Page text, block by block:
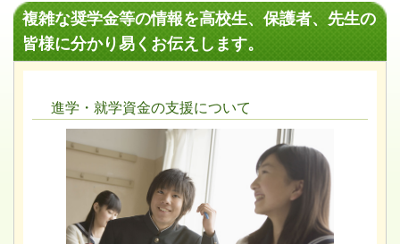
複雑な奨学金等の情報を高校生、保護者、先生の
皆様に分かり易くお伝えします。
進学・就学資金の支援について